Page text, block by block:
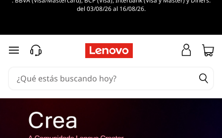
Q
u
e
del 03/08/26 al 16/08/26.
Ir al contenido principal